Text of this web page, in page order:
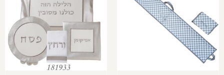
האפשרויות